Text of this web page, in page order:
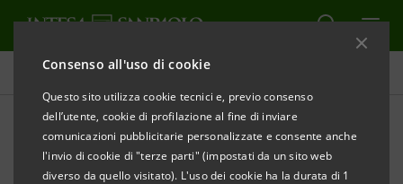
Consenso all'uso di cookie
Questo sito utilizza cookie tecnici e, previo consenso
dell’utente, cookie di profilazione al fine di inviare
comunicazioni pubblicitarie personalizzate e consente anche
l'invio di cookie di "terze parti" (impostati da un sito web
diverso da quello visitato). L'uso dei cookie ha la durata di 1
Comunicati stampa
STAMPA AGGIORNA
INTESA SANPAOLO PRIMA BANCA IN EUROPA E IN
ITALIA, SECONDA AL MONDO TRA LE 100 SOCIETÀ